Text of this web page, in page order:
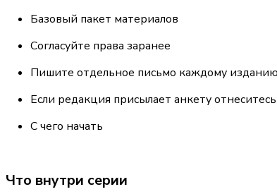
Базовый пакет материалов
Согласуйте права заранее
Пишите отдельное письмо каждому изданию
Если редакция присылает анкету
С чего начать
Что внутри серии